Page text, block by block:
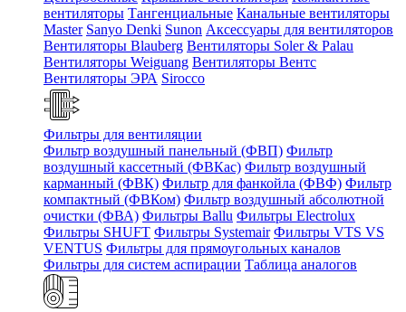
вентиляторы Тангенциальные Канальные вентиляторы
Master Sanyo Denki Sunon Аксессуары для вентиляторов
Вентиляторы Blauberg Вентиляторы Soler & Palau
Вентиляторы Weiguang Вентиляторы Вентс
Вентиляторы ЭРА Sirocco
Фильтры для вентиляции
Фильтр воздушный панельный (ФВП) Фильтр
воздушный кассетный (ФВКас) Фильтр воздушный
карманный (ФВК) Фильтр для фанкойла (ФВФ) Фильтр
компактный (ФВКом) Фильтр воздушный абсолютной
очистки (ФВА) Фильтры Ballu Фильтры Electrolux
Фильтры SHUFT Фильтры Systemair Фильтры VTS VS
VENTUS Фильтры для прямоугольных каналов
Фильтры для систем аспирации Таблица аналогов